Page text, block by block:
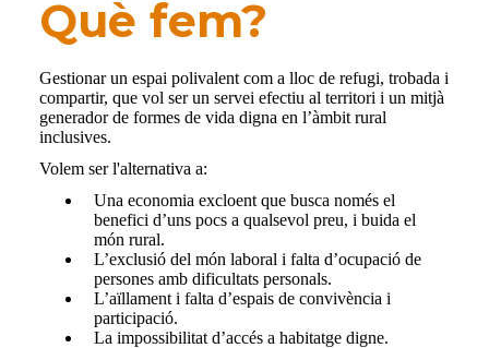
Què fem?
Gestionar un espai polivalent com a lloc de refugi, trobada i
compartir, que vol ser un servei efectiu al territori i un mitjà
generador de formes de vida digna en l’àmbit rural
inclusives.
Volem ser l'alternativa a:
Una economia excloent que busca només el
benefici d’uns pocs a qualsevol preu, i buida el
món rural.
L’exclusió del món laboral i falta d’ocupació de
persones amb dificultats personals.
L’aïllament i falta d’espais de convivència i
participació.
La impossibilitat d’accés a habitatge digne.